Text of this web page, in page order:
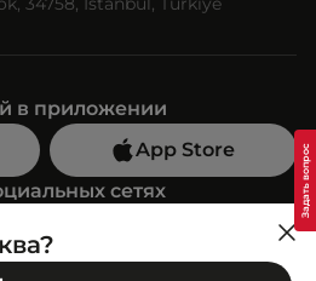
в приложении
App Store
сетях
нам